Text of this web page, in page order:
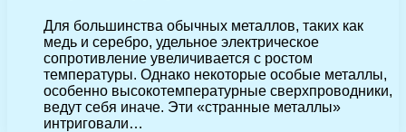
Для большинства обычных металлов, таких как
медь и серебро, удельное электрическое
сопротивление увеличивается с ростом
температуры. Однако некоторые особые металлы,
особенно высокотемпературные сверхпроводники,
ведут себя иначе. Эти «странные металлы»
интриговали…